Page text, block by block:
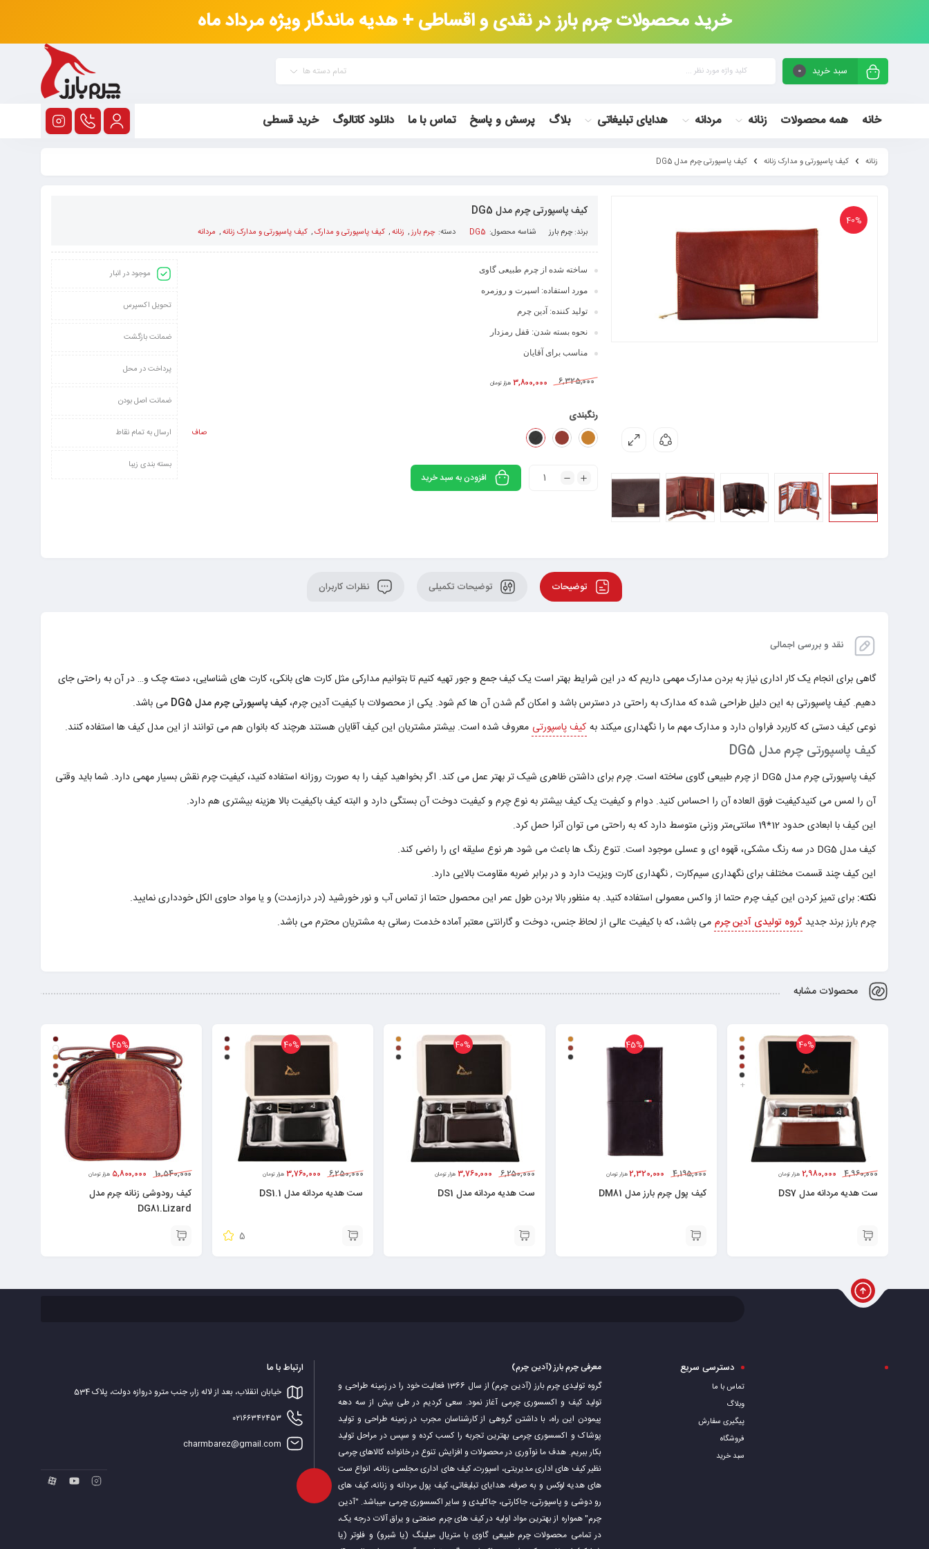
خرید محصولات چرم بارز در نقدی و اقساطی + هدیه ماندگار ویژه مرداد ماه
سبد خرید 0 تمام دسته ها
خانه همه محصولات زنانه مردانه هدایای تبلیغاتی بلاگ پرسش و پاسخ تماس با ما دانلود کاتالوگ خرید قسطی
زنانه کیف پاسپورتی و مدارک زنانه کیف پاسپورتی چرم مدل DG5
40%
کیف پاسپورتی چرم مدل DG5
برند:چرم بارز شناسه محصول: DG5 دسته: چرم بارز, زنانه, کیف پاسپورتی و مدارک, کیف پاسپورتی و مدارک زنانه, مردانه
ساخته شده از چرم طبیعی گاوی
مورد استفاده: اسپرت و روزمره
تولید کننده: آدین چرم
نحوه بسته شدن: قفل رمزدار
مناسب برای آقایان
6,325,000
3,800,000 هزار تومان
رنگبندی
صاف
افزودن به سبد خرید
موجود در انبار
تحویل اکسپرس
ضمانت بازگشت
پرداخت در محل
ضمانت اصل بودن
ارسال به تمام نقاط
بسته بندی زیبا
توضیحات توضیحات تکمیلی نظرات کاربران
نقد و بررسی اجمالی
گاهی برای انجام یک کار اداری نیاز به بردن مدارک مهمی داریم که در این شرایط بهتر است یک کیف جمع و جور تهیه کنیم تا بتوانیم مدارکی مثل کارت های بانکی، کارت های شناسایی، دسته چک و… در آن به راحتی جای
دهیم. کیف پاسپورتی به این دلیل طراحی شده که مدارک به راحتی در دسترس باشد و امکان گم شدن آن ها کم شود. یکی از محصولات با کیفیت آدین چرم،کیف پاسپورتی چرم مدل DG5
می باشد.
نوعی کیف دستی که کاربرد فراوان دارد و مدارک مهم ما را نگهداری میکند به کیف پاسپورتی معروف شده است. بیشتر مشتریان این کیف آقایان هستند هرچند که بانوان هم می توانند از این مدل کیف ها استفاده کنند.
کیف پاسپورتی چرم مدل DG5
کیف پاسپورتی چرم مدل DG5 از چرم طبیعی گاوی ساخته است. چرم برای داشتن ظاهری شیک تر بهتر عمل می کند. اگر بخواهید کیف را به صورت روزانه استفاده کنید، کیفیت چرم نقش بسیار مهمی دارد. شما باید وقتی
آن را لمس می کنیدکیفیت فوق‌ العاده آن را احساس کنید. دوام و کیفیت یک کیف بیشتر به نوع چرم و کیفیت دوخت آن بستگی دارد و البته کیف باکیفیت بالا هزینه بیشتری هم دارد.
این کیف با ابعادی حدود 12*19 سانتی‌متر وزنی متوسط دارد که به راحتی می توان آنرا حمل کرد.
کیف مدل DG5 در سه رنگ مشکی، قهوه ای و عسلی موجود است. تنوع رنگ ها باعث می شود هر نوع سلیقه ای را راضی کند.
این کیف چند قسمت مختلف برای نگهداری سیم‌کارت , نگهداری کارت ویزیت دارد و در برابر ضربه مقاومت بالایی دارد.
نکته: برای تمیز کردن این کیف چرم حتما از واکس معمولی استفاده کنید. به منظور بالا بردن طول عمر این محصول حتما از تماس آب و نور خورشید (در درازمدت) و یا مواد حاوی الکل خودداری نمایید.
چرم بارز برند جدید گروه تولیدی آدین چرم می باشد، که با کیفیت عالی از لحاظ جنس، دوخت و گارانتی معتبر آماده خدمت رسانی به مشتریان محترم می باشد.
محصولات مشابه
+
40%
4,960,000
2,980,000 هزار تومان
ست هدیه مردانه مدل DS7
45%
4,195,000
2,320,000 هزار تومان
کیف پول چرم بارز مدل DM81
40%
6,250,000
3,760,000 هزار تومان
ست هدیه مردانه مدل DS1
40%
6,250,000
3,760,000 هزار تومان
ست هدیه مردانه مدل DS1.1
5
+
45%
10,540,000
5,800,000 هزار تومان
کیف رودوشی زنانه چرم مدل
DG81.Lizard
دسترسی سریع
تماس با ما
وبلاگ
پیگیری سفارش
فروشگاه
سبد خرید
معرفی چرم بارز (آدین چرم)
گروه تولیدی چرم بارز (آدین چرم) از سال 1366 فعالیت خود را در زمینه طراحی و
تولید کیف و اکسسوری چرمی آغاز نمود. سعی کردیم در طی بیش از سه دهه
پیمودن این راه، با داشتن گروهی از کارشناسان مجرب در زمینه طراحی و تولید
پوشاک و اکسسوری چرمی بهترین تجربه را کسب کرده و سپس در مراحل تولید
بکار ببریم. هدف ما نوآوری در محصولات و افزایش تنوع در خانواده کالاهای چرمی
نظیر کیف های اداری مدیریتی، اسپورت، کیف های اداری مجلسی زنانه، انواع ست
های هدیه لوکس و به صرفه، هدایای تبلیغاتی، کیف پول مردانه و زنانه، کیف های
رو دوشی و پاسپورتی، جاکارتی، جاکلیدی و سایر اکسسوری چرمی میباشد. "آدین
چرم" همواره از بهترین مواد اولیه در کیف های چرم صنعتی و یراق آلات درجه یک،
در تمامی محصولات چرم طبیعی گاوی با متریال میلینگ (یا شبرو) و فلوتر (یا
ارتباط با ما
خیابان انقلاب، بعد از لاله زار، جنب مترو دروازه دولت، پلاک 534
۰۲۱۶۶۳۴۲۴۵۳
charmbarez@gmail.com‬‏